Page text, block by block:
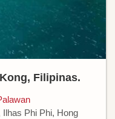
Filipinas.
Phi Phi, Hong